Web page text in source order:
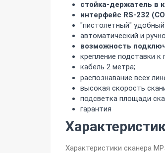
стойка-держатель в
интерфейс RS-232
"пистолетный"
автоматический и
возможность
крепление подставки к
кабель 2 метра;
распознавание всех
высокая скорость
подсветка площади
гарантия
Характеристики сканера